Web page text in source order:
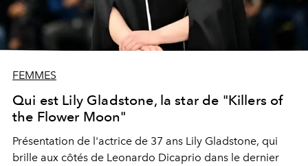
FEMMES
Qui est Lily Gladstone, la star de "Killers of
the Flower Moon"
Présentation de l'actrice de 37 ans Lily Gladstone, qui
brille aux côtés de Leonardo Dicaprio dans le dernier